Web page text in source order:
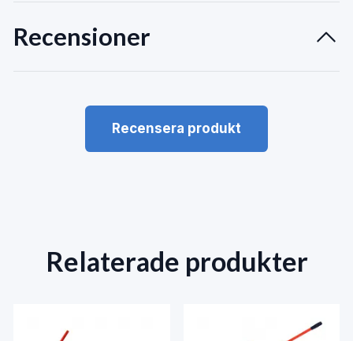
Recensioner
Recensera produkt
Relaterade produkter